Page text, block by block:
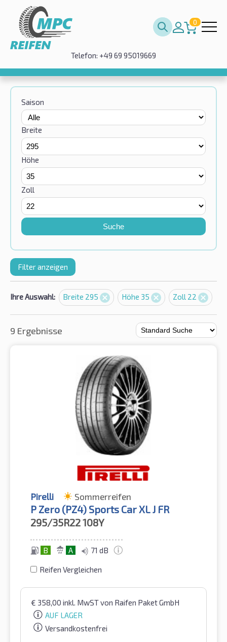
0
Telefon: +49 69 95019669
Saison
Breite
Höhe
Zoll
Suche
Filter anzeigen
Ihre Auswahl: Breite 295 Höhe 35 Zoll 22
9 Ergebnisse
Pirelli Sommerreifen
P Zero (PZ4) Sports Car XL J FR
295/35R22108Y
B A 71 dB
Reifen Vergleichen
€ 358,00 inkl. MwSTvon Raifen Paket GmbH
AUF LAGER
Versandkostenfrei